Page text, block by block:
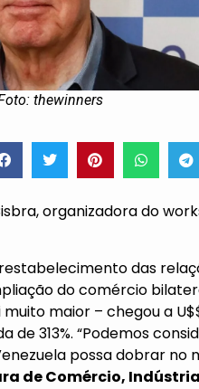
thewinners
organizadora do
das
do comércio
maior – chegou a
de 313%. “Podemos
possa dobrar no
de Comércio,